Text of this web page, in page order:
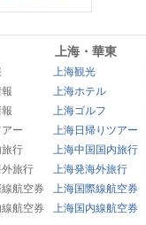
上海・華東
上海観光
上海ホテル
上海ゴルフ
ー
上海日帰りツアー
行
上海中国国内旅行
旅行
上海発海外旅行
航空券
上海国際線航空券
航空券
上海国内線航空券